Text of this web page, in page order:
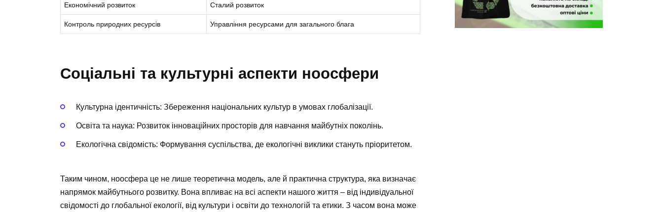
Економічний розвиток Сталий розвиток
Контроль природних ресурсів Управління ресурсами для загального блага
Соціальні та культурні аспекти ноосфери
Культурна ідентичність: Збереження національних культур в умовах глобалізації.
Освіта та наука: Розвиток інноваційних просторів для навчання майбутніх поколінь.
Екологічна свідомість: Формування суспільства, де екологічні виклики стануть пріоритетом.
Таким чином, ноосфера це не лише теоретична модель, але й практична структура, яка визначає
напрямок майбутнього розвитку. Вона впливає на всі аспекти нашого життя – від індивідуальної
свідомості до глобальної екології, від культури і освіти до технологій та етики. З часом вона може